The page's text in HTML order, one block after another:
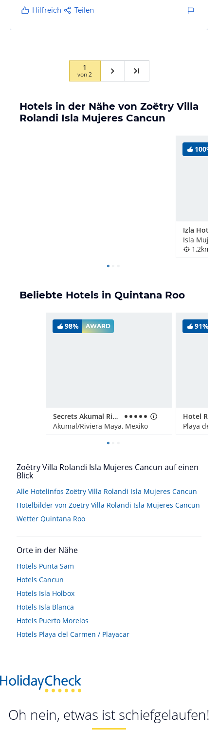
Amerikaner, kaum Kinder
Hilfreich Teilen
1
von2
Hotels in der Nähe von Zoëtry Villa
Rolandi Isla Mujeres Cancun
100%
Izla Hotel
Isla
1,2km
Beliebte Hotels in Quintana Roo
98% AWARD
Secrets Akumal Riviera Maya - Adults only
Akumal/Riviera Maya, Mexiko
91%
Zoëtry Villa Rolandi Isla Mujeres Cancun auf einen
Blick
Alle Hotelinfos Zoëtry Villa Rolandi Isla Mujeres Cancun
Hotelbilder von Zoëtry Villa Rolandi Isla Mujeres Cancun
Wetter Quintana Roo
Orte in der Nähe
Hotels Punta Sam
Hotels Cancun
Hotels Isla Holbox
Hotels Isla Blanca
Hotels Puerto Morelos
Hotels Playa del Carmen / Playacar
Oh nein, etwas ist schiefgelaufen!